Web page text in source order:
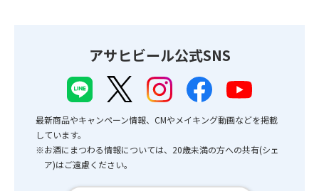
アサヒビール公式SNS
最新商品やキャンペーン情報、CMやメイキング動画などを掲載
しています。
※お酒にまつわる情報については、20歳未満の方への共有(シェ
ア)はご遠慮ください。